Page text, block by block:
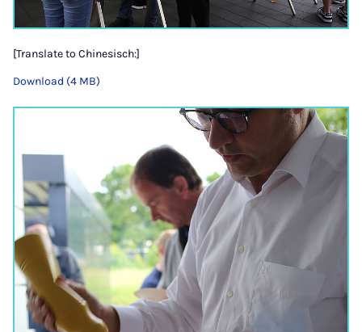
[Translate to Chinesisch:]
Download (4 MB)